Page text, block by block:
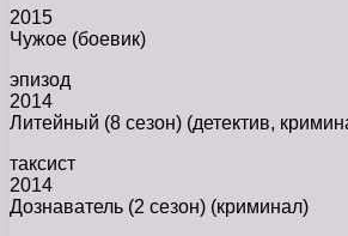
2015
Чужое (боевик)
эпизод
2014
Литейный (8 сезон) (детектив,
таксист
2014
Дознаватель (2 сезон) (криминал)